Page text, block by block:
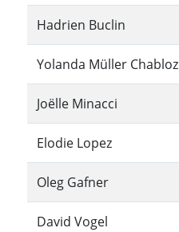
Hadrien Buclin
Yolanda Müller Chabloz
Joëlle Minacci
Elodie Lopez
Oleg Gafner
David Vogel